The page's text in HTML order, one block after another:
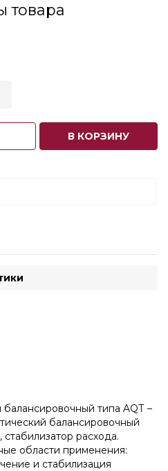
товара
В КОРЗИНУ
балансировочный типа AQТ –
балансировочный
стабилизатор расхода.
области применения:
и стабилизация